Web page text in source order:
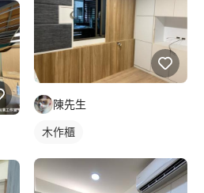
陳先生
木作櫃